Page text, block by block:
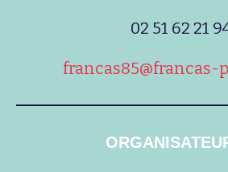
02 51 62 21
francas85@francas-